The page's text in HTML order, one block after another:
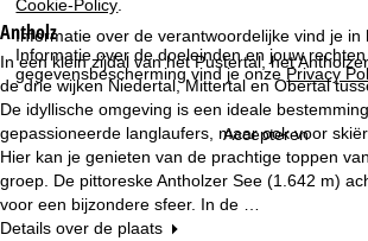
Cookie-Policy
Informatie over de verantwoordelijke vind je in
Informatie over de doeleinden en jouw
gegevensbescherming vind je onzePrivacy
Accepteren
a
Antholz
In een klein zijdal van het Pustertal, het
de drie wijken Niedertal, Mittertal en Obertal
De idyllische omgeving is een ideale
gepassioneerde langlaufers, maar ook voor
Hier kan je genieten van de prachtige toppen
groep. De pittoreske Antholzer See (1.642 m)
voor een bijzondere sfeer. In de …
Details over de plaats